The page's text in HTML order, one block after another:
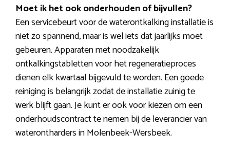
Moet ik het ook onderhouden of bijvullen?
Een servicebeurt voor de waterontkalking installatie is
niet zo spannend, maar is wel iets dat jaarlijks moet
gebeuren. Apparaten met noodzakelijk
ontkalkingstabletten voor het regeneratieproces
dienen elk kwartaal bijgevuld te worden. Een goede
reiniging is belangrijk zodat de installatie zuinig te
werk blijft gaan. Je kunt er ook voor kiezen om een
onderhoudscontract te nemen bij de leverancier van
waterontharders in Molenbeek-Wersbeek.